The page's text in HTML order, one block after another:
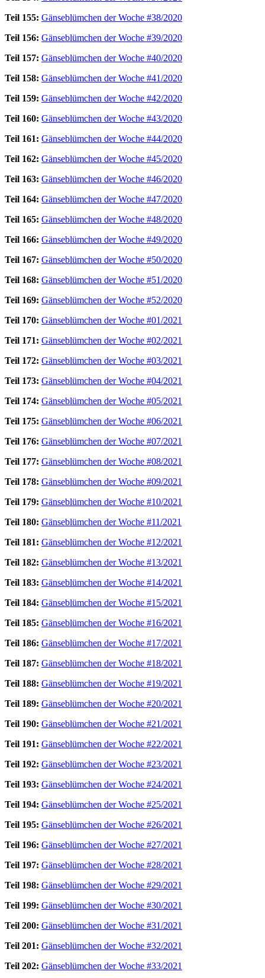
Teil 155: Gänseblümchen der Woche #38/2020
Teil 156: Gänseblümchen der Woche #39/2020
Teil 157: Gänseblümchen der Woche #40/2020
Teil 158: Gänseblümchen der Woche #41/2020
Teil 159: Gänseblümchen der Woche #42/2020
Teil 160: Gänseblümchen der Woche #43/2020
Teil 161: Gänseblümchen der Woche #44/2020
Teil 162: Gänseblümchen der Woche #45/2020
Teil 163: Gänseblümchen der Woche #46/2020
Teil 164: Gänseblümchen der Woche #47/2020
Teil 165: Gänseblümchen der Woche #48/2020
Teil 166: Gänseblümchen der Woche #49/2020
Teil 167: Gänseblümchen der Woche #50/2020
Teil 168: Gänseblümchen der Woche #51/2020
Teil 169: Gänseblümchen der Woche #52/2020
Teil 170: Gänseblümchen der Woche #01/2021
Teil 171: Gänseblümchen der Woche #02/2021
Teil 172: Gänseblümchen der Woche #03/2021
Teil 173: Gänseblümchen der Woche #04/2021
Teil 174: Gänseblümchen der Woche #05/2021
Teil 175: Gänseblümchen der Woche #06/2021
Teil 176: Gänseblümchen der Woche #07/2021
Teil 177: Gänseblümchen der Woche #08/2021
Teil 178: Gänseblümchen der Woche #09/2021
Teil 179: Gänseblümchen der Woche #10/2021
Teil 180: Gänseblümchen der Woche #11/2021
Teil 181: Gänseblümchen der Woche #12/2021
Teil 182: Gänseblümchen der Woche #13/2021
Teil 183: Gänseblümchen der Woche #14/2021
Teil 184: Gänseblümchen der Woche #15/2021
Teil 185: Gänseblümchen der Woche #16/2021
Teil 186: Gänseblümchen der Woche #17/2021
Teil 187: Gänseblümchen der Woche #18/2021
Teil 188: Gänseblümchen der Woche #19/2021
Teil 189: Gänseblümchen der Woche #20/2021
Teil 190: Gänseblümchen der Woche #21/2021
Teil 191: Gänseblümchen der Woche #22/2021
Teil 192: Gänseblümchen der Woche #23/2021
Teil 193: Gänseblümchen der Woche #24/2021
Teil 194: Gänseblümchen der Woche #25/2021
Teil 195: Gänseblümchen der Woche #26/2021
Teil 196: Gänseblümchen der Woche #27/2021
Teil 197: Gänseblümchen der Woche #28/2021
Teil 198: Gänseblümchen der Woche #29/2021
Teil 199: Gänseblümchen der Woche #30/2021
Teil 200: Gänseblümchen der Woche #31/2021
Teil 201: Gänseblümchen der Woche #32/2021
Teil 202: Gänseblümchen der Woche #33/2021